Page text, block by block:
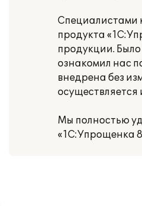
Специалистами
продукта
продукции.
ознакомил нас
внедрена без
осуществляется
Мы полностью
«1С:Упрощенка